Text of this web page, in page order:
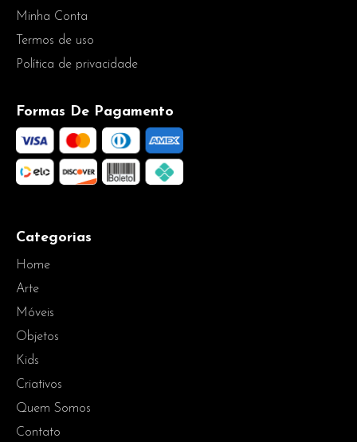
Minha Conta
Termos de uso
Política de privacidade
Formas De Pagamento
Categorias
Home
Arte
Móveis
Objetos
Kids
Criativos
Quem Somos
Contato